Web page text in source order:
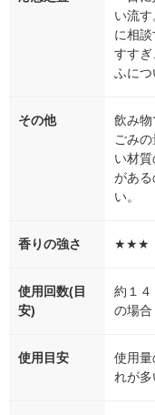
い流
に相
すす
ふにつ
その他
飲み
ごみ
い材
がある
い。
香りの強さ ★★★
使用回数(目
安)
約１
の場合
使用目安
使用
れが多